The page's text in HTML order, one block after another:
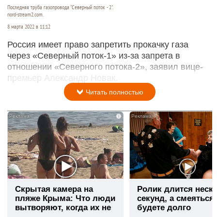
Последняя труба газопровода "Северный поток - 2".
nord-stream2.com.
8 марта 2022 в 11:12
Россия имеет право запретить прокачку газа
через «Северный поток-1» из-за запрета в
отношении «Северного потока-2», заявил вице-
премьер Александр Новак.
Читать полностью
i
Скрытая камера на
пляже Крыма: Что люди
вытворяют, когда их не
Ролик длится
секунд, а
будете долго